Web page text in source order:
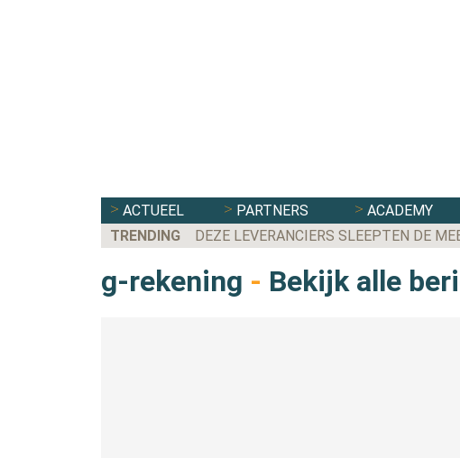
ACTUEEL PARTNERS ACADEMY
TRENDING
DEZE LEVERANCIERS SLEEPTEN DE
g-rekening - Bekijk alle